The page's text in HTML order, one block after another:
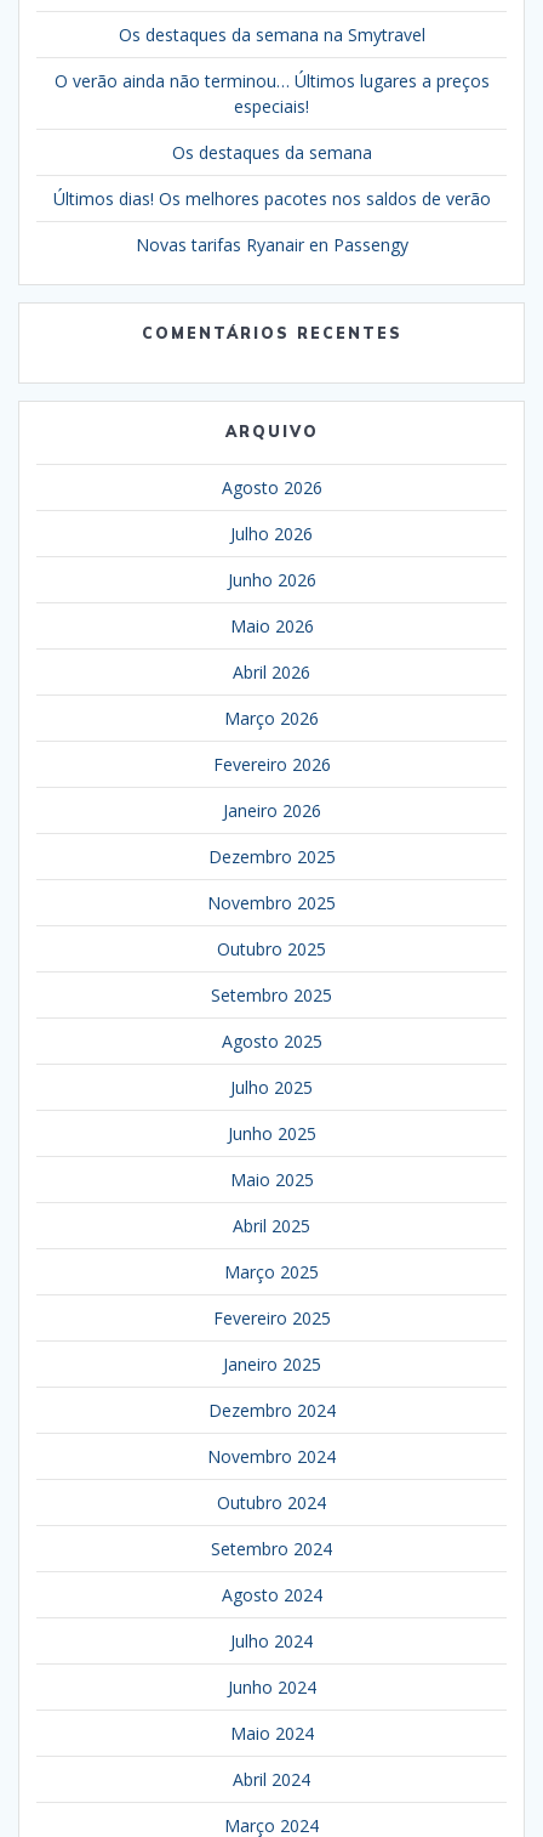
Os destaques da semana na Smytravel
O verão ainda não terminou… Últimos lugares a preços
especiais!
Os destaques da semana
Últimos dias! Os melhores pacotes nos saldos de verão
Novas tarifas Ryanair en Passengy
COMENTÁRIOS RECENTES
ARQUIVO
Agosto 2026
Julho 2026
Junho 2026
Maio 2026
Abril 2026
Março 2026
Fevereiro 2026
Janeiro 2026
Dezembro 2025
Novembro 2025
Outubro 2025
Setembro 2025
Agosto 2025
Julho 2025
Junho 2025
Maio 2025
Abril 2025
Março 2025
Fevereiro 2025
Janeiro 2025
Dezembro 2024
Novembro 2024
Outubro 2024
Setembro 2024
Agosto 2024
Julho 2024
Junho 2024
Maio 2024
Abril 2024
Março 2024